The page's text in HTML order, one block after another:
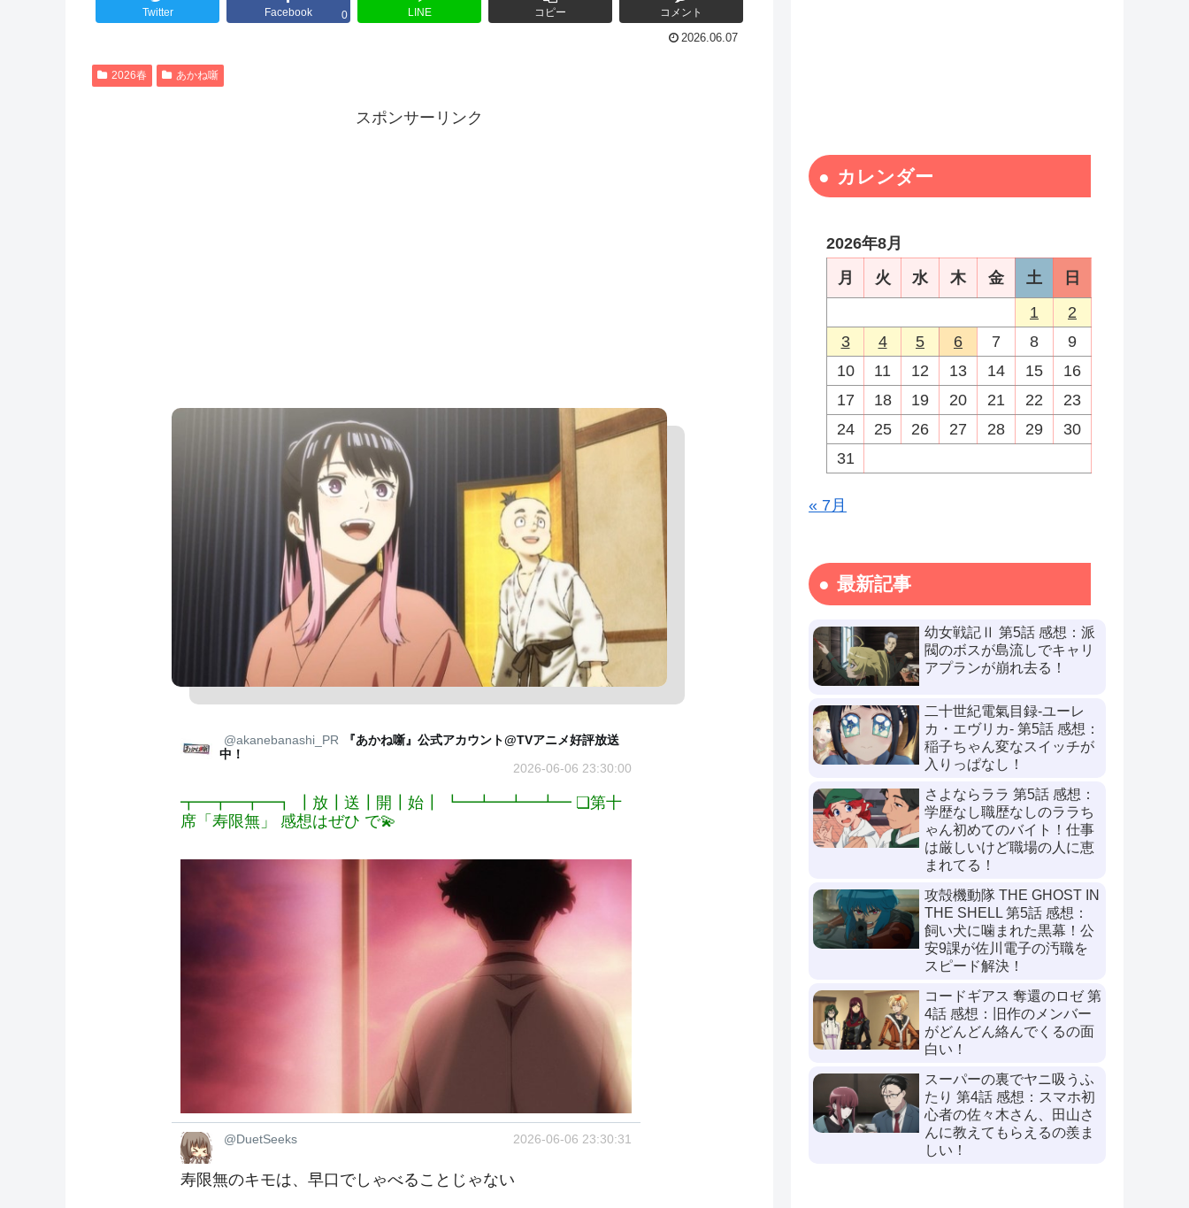
Twitter Facebook 0 LINE コピー コメント
2026.06.07
2026春 あかね噺
スポンサーリンク
@akanebanashi_PR
『あかね噺』公式アカウント@TVアニメ好評放送
中！
2026-06-06 23:30:00
┳━┳━┳━┓ ┃放┃送┃開┃始┃ ┗━┻━┻━┻━ ❏第十
席「寿限無」 感想はぜひ で💫
@DuetSeeks 2026-06-06 23:30:31
寿限無のキモは、早口でしゃべることじゃない
カレンダー
2026年8月
月
火 水 木 金 土
日
1
2
3
4 5 6 7 8
9
10
11 12 13 14 15
16
17
18 19 20 21 22
23
24
25 26 27 28 29
30
31
« 7月
最新記事
幼女戦記Ⅱ 第5話 感想：派
閥のボスが島流しでキャリ
アプランが崩れ去る！
二十世紀電氣目録-ユーレ
カ・エヴリカ- 第5話 感想：
稲子ちゃん変なスイッチが
入りっぱなし！
さよならララ 第5話 感想：
学歴なし職歴なしのララち
ゃん初めてのバイト！仕事
は厳しいけど職場の人に恵
まれてる！
攻殻機動隊 THE GHOST IN
THE SHELL 第5話 感想：
飼い犬に噛まれた黒幕！公
安9課が佐川電子の汚職を
スピード解決！
コードギアス 奪還のロゼ 第
4話 感想：旧作のメンバー
がどんどん絡んでくるの面
白い！
スーパーの裏でヤニ吸うふ
たり 第4話 感想：スマホ初
心者の佐々木さん、田山さ
んに教えてもらえるの羨ま
しい！